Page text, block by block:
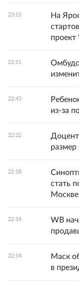
23:15
На
22:51
22:43
из-за
22:22
Доцент
22:18
стать
Москве
22:14
WB
22:14
Маск
в